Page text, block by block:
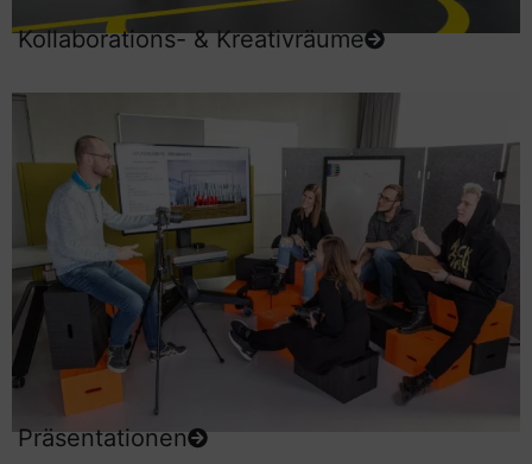
Präsentationen
Kollaborations- & Kreativräume